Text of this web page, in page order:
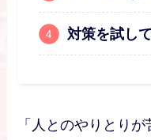
対策を試し
「人とのやりとり